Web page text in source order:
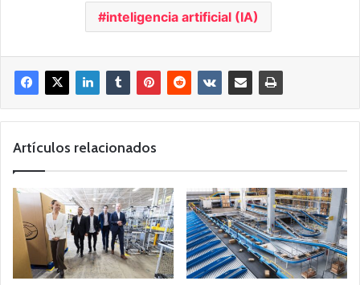
inteligencia artificial (IA)
Artículos relacionados